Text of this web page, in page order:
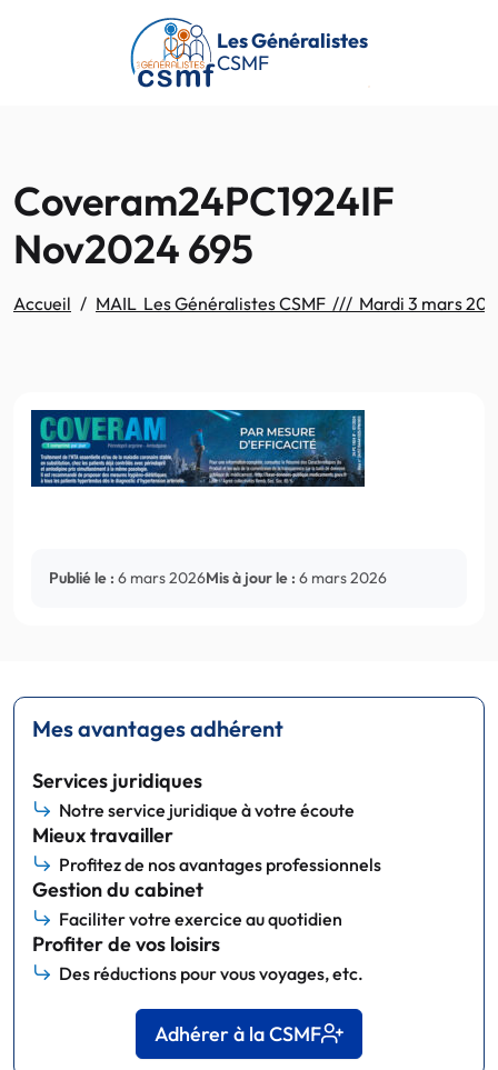
Passer au contenu principal
Les Généralistes
CSMF
Coveram24PC1924IF
Nov2024 695
Accueil MAIL Les Généralistes CSMF /// Mardi 3 mars
Publié le : 6 mars 2026Mis à jour le : 6 mars 2026
Mes avantages adhérent
Services juridiques
Notre service juridique à votre écoute
Mieux travailler
Profitez de nos avantages professionnels
Gestion du cabinet
Faciliter votre exercice au quotidien
Profiter de vos loisirs
Des réductions pour vous voyages, etc.
Adhérer à la CSMF